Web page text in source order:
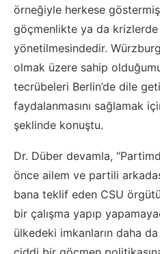
örneğiyle herkese
göçmenlikte ya da
yönetilmesindedir.
olmak üzere sahip
tecrübeleri Berlin’de dile
faydalanmasını sağlamak
şeklinde konuştu.
Dr. Düber devamla,
önce ailem ve partili
bana teklif eden CSU
bir çalışma yapıp
ülkedeki imkanların daha